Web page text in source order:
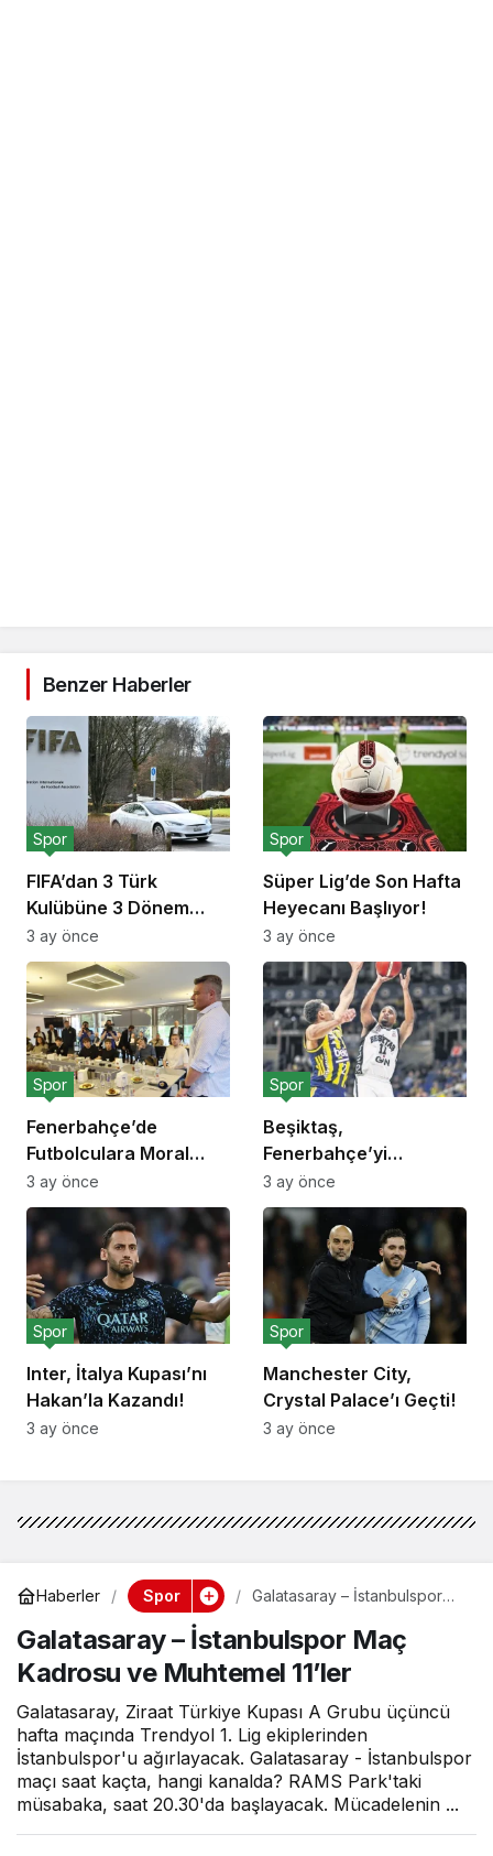
Benzer Haberler
FIFA’dan 3 Türk
Kulübüne 3 Dönem
Transfer Yasağı!
Spor
3 ay önce
Süper Lig’de Son Hafta
Heyecanı Başlıyor!
Spor
3 ay önce
Fenerbahçe’de
Futbolculara Moral
Yemeği!
Spor
3 ay önce
Beşiktaş,
Fenerbahçe’yi
Deplasmanda Yendi!
Spor
3 ay önce
Inter, İtalya Kupası’nı
Hakan’la Kazandı!
Spor
3 ay önce
Manchester City,
Crystal Palace’ı Geçti!
Spor
3 ay önce
Haberler Spor
Galatasaray – İstanbulspor
11’ler
Galatasaray – İstanbulspor Maç
Kadrosu ve Muhtemel 11’ler
Galatasaray, Ziraat Türkiye Kupası A Grubu üçüncü
hafta maçında Trendyol 1. Lig ekiplerinden
İstanbulspor'u ağırlayacak. Galatasaray - İstanbulspor
maçı saat kaçta, hangi kanalda? RAMS Park'taki
müsabaka, saat 20.30'da başlayacak. Mücadelenin ...